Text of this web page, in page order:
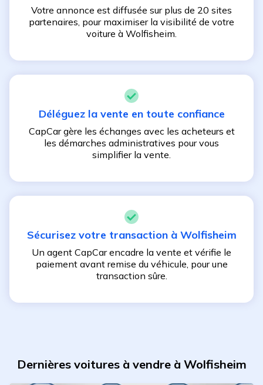
Votre annonce est diffusée sur plus de 20 sites
partenaires, pour maximiser la visibilité de votre
voiture à Wolfisheim.
Déléguez la vente en toute confiance
CapCar gère les échanges avec les acheteurs et
les démarches administratives pour vous
simplifier la vente.
Sécurisez votre transaction à Wolfisheim
Un agent CapCar encadre la vente et vérifie le
paiement avant remise du véhicule, pour une
transaction sûre.
Dernières voitures à vendre à Wolfisheim